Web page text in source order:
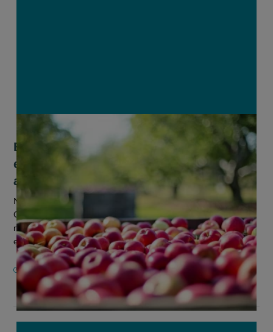
Belgische appelen krijgen voor het
eerst toegang tot 's werelds grootste
appelmarkt
Na jarenlange onderhandelingen tussen de Belgische en
Chinese voedselautoriteiten krijgen onze appelen er een
nieuwe exportbestemming bij. China zal voor het eerst zijn
enorme markt openen v...
26 MEI 2026